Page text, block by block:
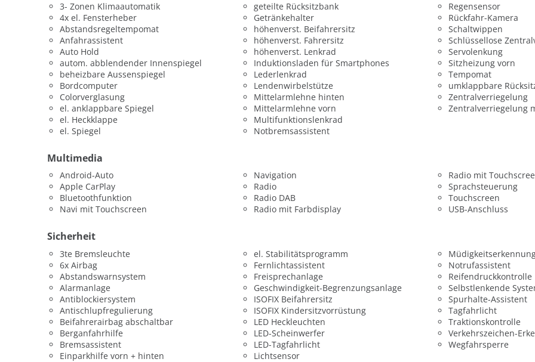
3- Zonen Klimaautomatik
4x el. Fensterheber
Abstandsregeltempomat
Anfahrassistent
Auto Hold
autom. abblendender Innenspiegel
beheizbare Aussenspiegel
Bordcomputer
Colorverglasung
el. anklappbare Spiegel
el. Heckklappe
el. Spiegel
geteilte Rücksitzbank
Getränkehalter
höhenverst. Beifahrersitz
höhenverst. Fahrersitz
höhenverst. Lenkrad
Induktionsladen für Smartphones
Lederlenkrad
Lendenwirbelstütze
Mittelarmlehne hinten
Mittelarmlehne vorn
Multifunktionslenkrad
Notbremsassistent
Regensensor
Rückfahr-Kamera
Schaltwippen
Schlüssellose
Servolenkung
Sitzheizung vorn
Tempomat
umklappbare
Zentralverriegelung
Zentralverriegelung
Multimedia
Android-Auto
Apple CarPlay
Bluetoothfunktion
Navi mit Touchscreen
Navigation
Radio
Radio DAB
Radio mit Farbdisplay
Radio mit
Sprachsteuerung
Touchscreen
USB-Anschluss
Sicherheit
3te Bremsleuchte
6x Airbag
Abstandswarnsystem
Alarmanlage
Antiblockiersystem
Antischlupfregulierung
Beifahrerairbag abschaltbar
Berganfahrhilfe
Bremsassistent
Einparkhilfe vorn + hinten
el. Stabilitätsprogramm
Fernlichtassistent
Freisprechanlage
Geschwindigkeit-Begrenzungsanlage
ISOFIX Beifahrersitz
ISOFIX Kindersitzvorrüstung
LED Heckleuchten
LED-Scheinwerfer
LED-Tagfahrlicht
Lichtsensor
Notrufassistent
Reifendruckkontrolle
Selbstlenkende
Spurhalte-Assistent
Tagfahrlicht
Traktionskontrolle
Verkehrszeichen-
Wegfahrsperre